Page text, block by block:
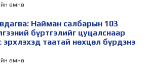
өмнө
Найман салбарын 103
бүртгэлийг цуцалснаар
эрхлэхэд таатай нөхцөл бүрдэнэ
өмнө